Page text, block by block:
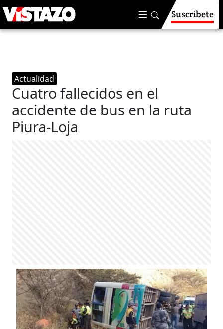
Suscríbete
Actualidad
Cuatro fallecidos en el
accidente de bus en la ruta
Piura-Loja